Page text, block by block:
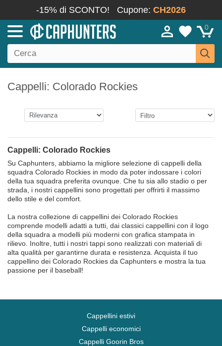
-15% di SCONTO! Cupone: CH2026
0
Cappelli: Colorado Rockies
Cappelli: Colorado Rockies
Su Caphunters, abbiamo la migliore selezione di cappelli della
squadra Colorado Rockies in modo da poter indossare i colori
della tua squadra preferita ovunque. Che tu sia allo stadio o per
strada, i nostri cappellini sono progettati per offrirti il massimo
dello stile e del comfort.
La nostra collezione di cappellini dei Colorado Rockies
comprende modelli adatti a tutti, dai classici cappellini con il logo
della squadra a modelli più moderni con grafica stampata in
rilievo. Inoltre, tutti i nostri tappi sono realizzati con materiali di
alta qualità per garantirne durata e resistenza. Acquista il tuo
cappellino dei Colorado Rockies da Caphunters e mostra la tua
passione per il baseball!
Cappellini estivi
Cappelli economici
Cappelli Goorin Bros